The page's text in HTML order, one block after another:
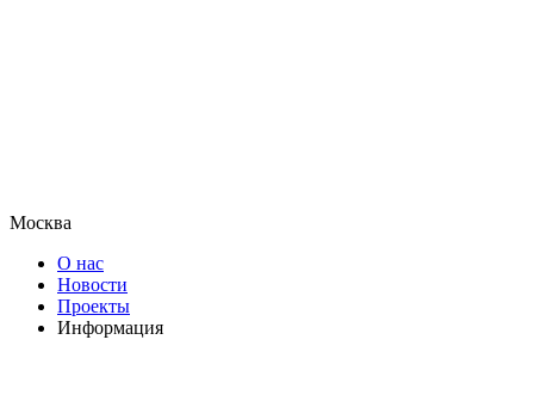
Москва
О нас
Новости
Проекты
Информация